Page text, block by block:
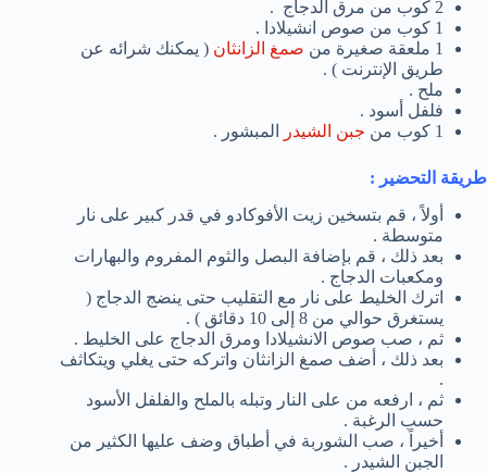
2 كوب من مرق الدجاج .
1 كوب من صوص انشيلادا .
1 ملعقة صغيرة من
صمغ الزانثان ( يمكنك شرائه عن
طريق الإنترنت ) .
ملح .
فلفل أسود .
1 كوب من
جبن الشيدر المبشور .
طريقة التحضير :
أولاً ، قم بتسخين زيت الأفوكادو في قدر كبير على نار
متوسطة .
بعد ذلك ، قم بإضافة البصل والثوم المفروم والبهارات
ومكعبات الدجاج .
اترك الخليط على نار مع التقليب حتى ينضج الدجاج (
يستغرق حوالي من 8 إلى 10 دقائق ) .
ثم ، صب صوص الانشيلادا ومرق الدجاج على الخليط .
بعد ذلك ، أضف صمغ الزانثان واتركه حتى يغلي ويتكاثف
.
ثم ، ارفعه من على النار وتبله بالملح والفلفل الأسود
حسب الرغبة .
أخيراً ، صب الشوربة في أطباق وضف عليها الكثير من
الجبن الشيدر .